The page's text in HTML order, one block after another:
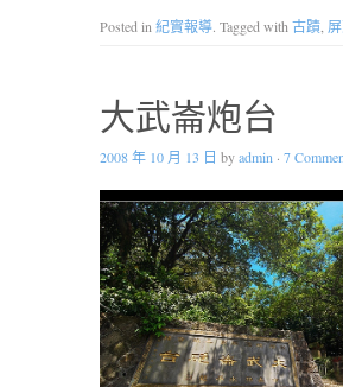
Posted in 紀實報導. Tagged with 古蹟
大武崙炮台
2008 年 10 月 13 日 byadmin · 7